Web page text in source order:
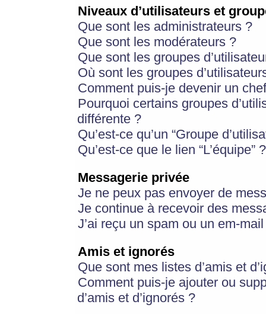
Niveaux d’utilisateurs et
Que sont les administrateurs ?
Que sont les modérateurs ?
Que sont les groupes
Où sont les groupes
Comment puis-je devenir un
Pourquoi certains groupes
différente ?
Qu’est-ce qu’un “Groupe
Qu’est-ce que le lien “L’équipe” ?
Messagerie privée
Je ne peux pas envoyer de
Je continue à recevoir des
J’ai reçu un spam ou un em-
Amis et ignorés
Que sont mes listes d’amis et
Comment puis-je ajouter ou
d’amis et d’ignorés ?